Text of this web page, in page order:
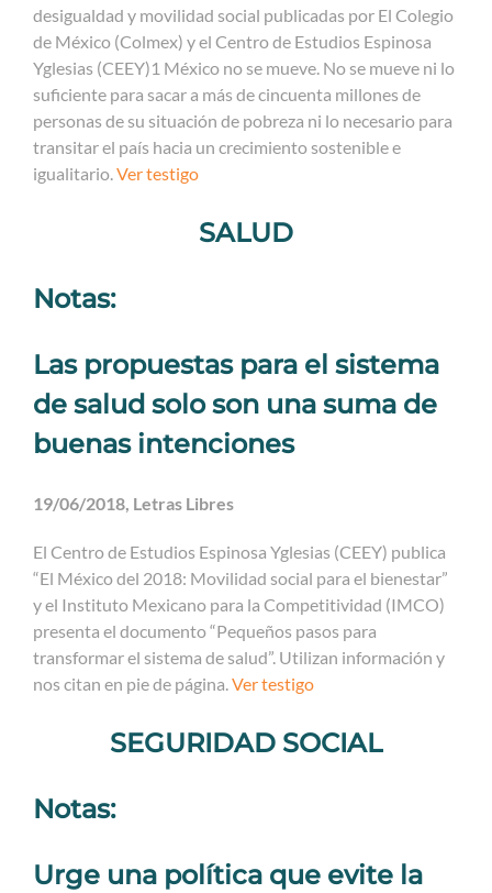
desigualdad y movilidad social publicadas por El Colegio
de México (Colmex) y el Centro de Estudios Espinosa
Yglesias (CEEY)1 México no se mueve. No se mueve ni lo
suficiente para sacar a más de cincuenta millones de
personas de su situación de pobreza ni lo necesario para
transitar el país hacia un crecimiento sostenible e
igualitario.Ver testigo
SALUD
Notas:
Las propuestas para el sistema
de salud solo son una suma de
buenas intenciones
19/06/2018, Letras Libres
El Centro de Estudios Espinosa Yglesias (CEEY) publica
“El México del 2018: Movilidad social para el bienestar”
y el Instituto Mexicano para la Competitividad (IMCO)
presenta el documento “Pequeños pasos para
transformar el sistema de salud”. Utilizan información y
nos citan en pie de página.Ver testigo
SEGURIDAD SOCIAL
Notas:
Urge una política que evite la